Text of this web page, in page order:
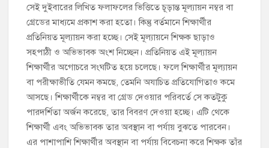
সেই দুইবারের লিখিত ফলাফলের ভিত্তিতে চূড়ান্ত মূল্যায়ন নম্বর বা
গ্রেডের মাধ্যমে প্রকাশ করা হতো। কিন্তু বর্তমানে শিক্ষার্থীর
প্রতিনিয়ত মূল্যায়ন করা হচ্ছে। সেই মূল্যায়নে শিক্ষক ছাড়াও
সহপাঠী ও অভিভাবক অংশ নিচ্ছেন। প্রতিনিয়ত এই মূল্যায়ন
শিক্ষার্থীর অগোচরে সংঘটিত হয়ে চলেছে। ফলে শিক্ষার্থীর মূল্যায়ন
বা পরীক্ষাভীতি যেমন কমছে, তেমনি অযাচিত প্রতিযোগিতাও কমে
আসছে। শিক্ষার্থীকে নম্বর বা গ্রেড দেওয়ার পরিবর্তে সে কতটুকু
পারদর্শিতা অর্জন করেছে, তার বিবরণ দেওয়া হচ্ছে। এটি থেকে
শিক্ষার্থী এবং অভিভাবক তার অবস্থান বা পর্যায় বুঝতে পারবেন।
এর পাশাপাশি শিক্ষার্থীর অবস্থান বা পর্যায় বিবেচনা করে শিক্ষক তাঁর